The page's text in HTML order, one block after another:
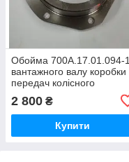
Обойма 700А.17.01.094-1
вантажного валу коробки
передач колісного
700,ДО 700А,К 701,ДО
744
2 800 ₴
Купити